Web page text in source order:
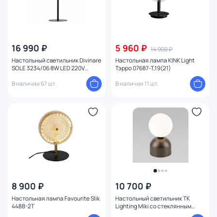
16 990 ₽
Настольный светильник Divinare
SOLE 3234/06 8W LED 220V
В наличии 67 шт.
5 960 ₽ 14 900 ₽
Настольная лампа KINK Light
Тэрро 07687-T,19(21)
В наличии 11 шт.
8 900 ₽
Настольная лампа Favourite Slik
4488-2T
10 700 ₽
Настольный светильник TK
Lighting Miki со стеклянным